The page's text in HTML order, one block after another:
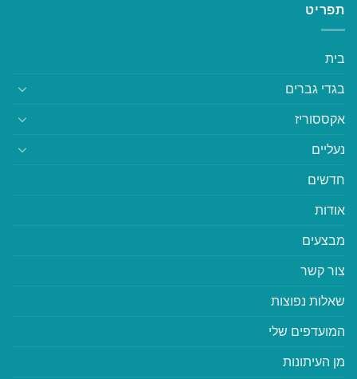
תפריט
בית
בגדי גברים
אקססוריז
נעליים
חדשים
אודות
מבצעים
צור קשר
שאלות נפוצות
המועדפים שלי
מן העיתונות